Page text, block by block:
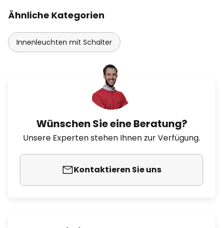
Ähnliche Kategorien
Innenleuchten mit Schalter
Wünschen Sie eine Beratung?
Unsere Experten stehen Ihnen zur Verfügung.
Kontaktieren Sie uns